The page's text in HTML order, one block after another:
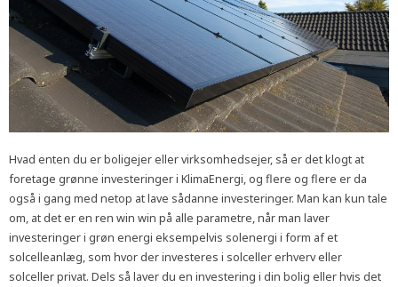
Hvad enten du er boligejer eller virksomhedsejer, så er det klogt at
foretage grønne investeringer i KlimaEnergi, og flere og flere er da
også i gang med netop at lave sådanne investeringer. Man kan kun tale
om, at det er en ren win win på alle parametre, når man laver
investeringer i grøn energi eksempelvis solenergi i form af et
solcelleanlæg, som hvor der investeres i solceller erhverv eller
solceller privat. Dels så laver du en investering i din bolig eller hvis det